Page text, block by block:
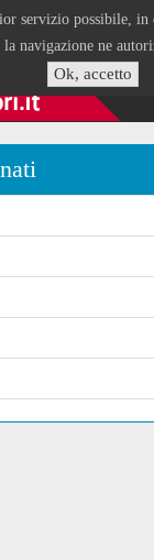
servizio possibile, in
la navigazione ne
Ok, accetto